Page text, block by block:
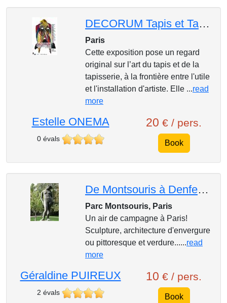
DECORUM Tapis et Tapisseries d'artistes
Paris
Cette exposition pose un regard
original sur l’art du tapis et de la
tapisserie, à la frontière entre l'utile
et l'installation d'artiste. Elle ...read
more
Estelle ONEMA
0 évals
20 € / pers.
Book
De Montsouris à Denfert-Rochereau : visite-promenade champêtre
Parc Montsouris, Paris
Un air de campagne à Paris!
Sculpture, architecture d'envergure
ou pittoresque et verdure......read
more
Géraldine PUIREUX
2 évals
10 € / pers.
Book